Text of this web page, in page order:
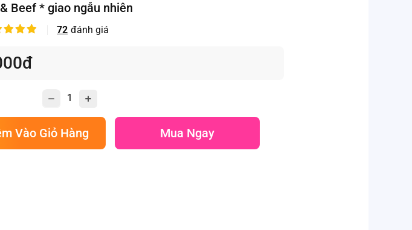
Beef * giao ngẫu nhiên
72 đánh giá
Vào Giỏ Hàng Mua Ngay